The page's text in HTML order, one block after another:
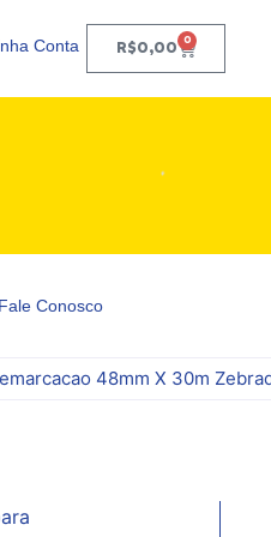
Conta R$0,00 0
Carrinho
Fale Conosco
48mm X 30m